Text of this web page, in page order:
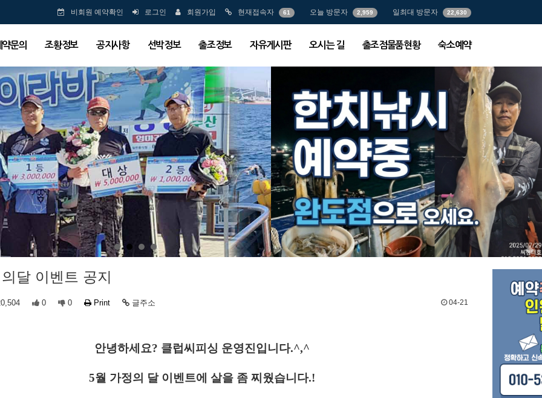
비회원 예약확인 로그인 회원가입 현재접속자 61 오늘 방문자 2,959 일최대 방문자 22,630
약문의 조황정보 공지사항 선박정보 출조정보 자유게시판 오시는 길 출조점물품현황 숙소예약
달 이벤트 공지
0 0 Print 글주소 04-21
안녕하세요? 클럽씨피싱 운영진입니다.^,^
5월 가정의 달 이벤트에 살을 좀 찌웠습니다.!